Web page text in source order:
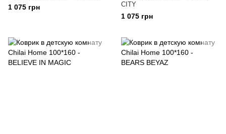
1 075 грн
CITY
1 075 грн